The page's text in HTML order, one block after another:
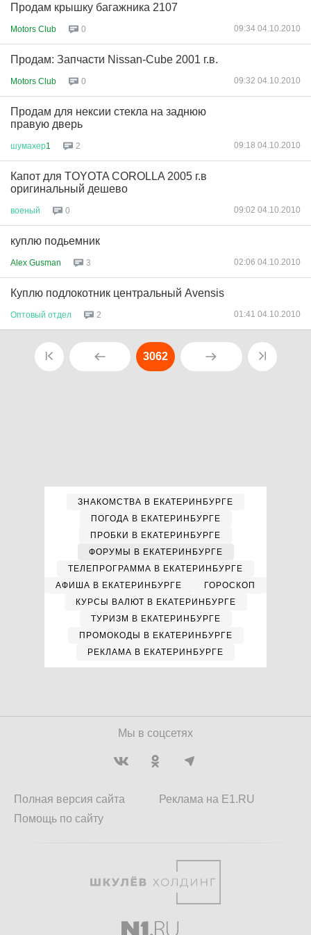
Продам крышку багажника 2107
Motors Club 0 09:34 04.10.2010
Продам: Запчасти Nissan-Cube 2001 г.в.
Motors Club 0 09:32 04.10.2010
Продам для нексии стекла на заднюю
правую дверь
шумахер1 2 09:18 04.10.2010
Капот для TOYOTA COROLLA 2005 г.в
оригинальный дешево
военый 0 09:02 04.10.2010
куплю подьемник
Alex Gusman 3 02:06 04.10.2010
Куплю подлокотник центральный Avensis
Оптовый отдел 2 01:41 04.10.2010
3062
ЗНАКОМСТВА В ЕКАТЕРИНБУРГЕ
ПОГОДА В ЕКАТЕРИНБУРГЕ
ПРОБКИ В ЕКАТЕРИНБУРГЕ
ФОРУМЫ В ЕКАТЕРИНБУРГЕ
ТЕЛЕПРОГРАММА В ЕКАТЕРИНБУРГЕ
АФИША В ЕКАТЕРИНБУРГЕ
ГОРОСКОП
КУРСЫ ВАЛЮТ В ЕКАТЕРИНБУРГЕ
ТУРИЗМ В ЕКАТЕРИНБУРГЕ
ПРОМОКОДЫ В ЕКАТЕРИНБУРГЕ
РЕКЛАМА В ЕКАТЕРИНБУРГЕ
Мы в соцсетях
Полная версия сайта
Помощь по сайту
Реклама на E1.RU